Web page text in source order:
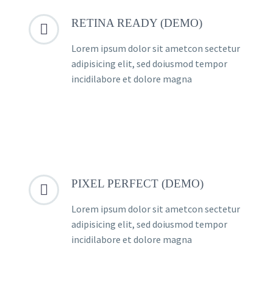

 RETINA READY (DEMO)
Lorem ipsum dolor sit ametcon sectetur
adipisicing elit, sed doiusmod tempor
incidilabore et dolore magna

 PIXEL PERFECT (DEMO)
Lorem ipsum dolor sit ametcon sectetur
adipisicing elit, sed doiusmod tempor
incidilabore et dolore magna